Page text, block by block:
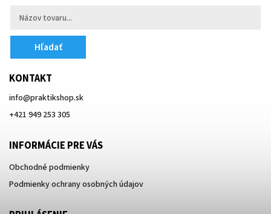
Hľadať
KONTAKT
info@praktikshop.sk
+421 949 253 305
INFORMÁCIE PRE VÁS
Obchodné podmienky
Podmienky ochrany osobných údajov